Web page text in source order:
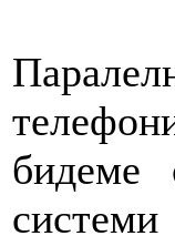
бидеме